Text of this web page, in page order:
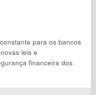
para os bancos
leis e
financeira dos